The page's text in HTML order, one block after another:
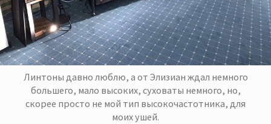
Линтоны давно люблю, а от Элизиан ждал немного
большего, мало высоких, суховаты немного, но,
скорее просто не мой тип высокочастотника, для
моих ушей.